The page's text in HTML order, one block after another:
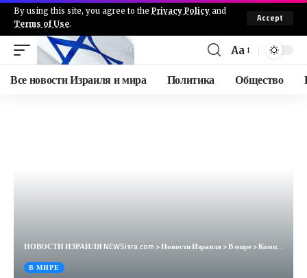
By using this site, you agree to the Privacy Policy and
Terms of Use.
Accept
Aa
Все новости Израиля и мира Политика Общество
НОВОСТИ ИЗРАИЛЯ NEWSisra.com >Новости Израиля>В мире>Компания Илона Маска успешно вернула на Землю сверхтяжелую ракету
В МИРЕ